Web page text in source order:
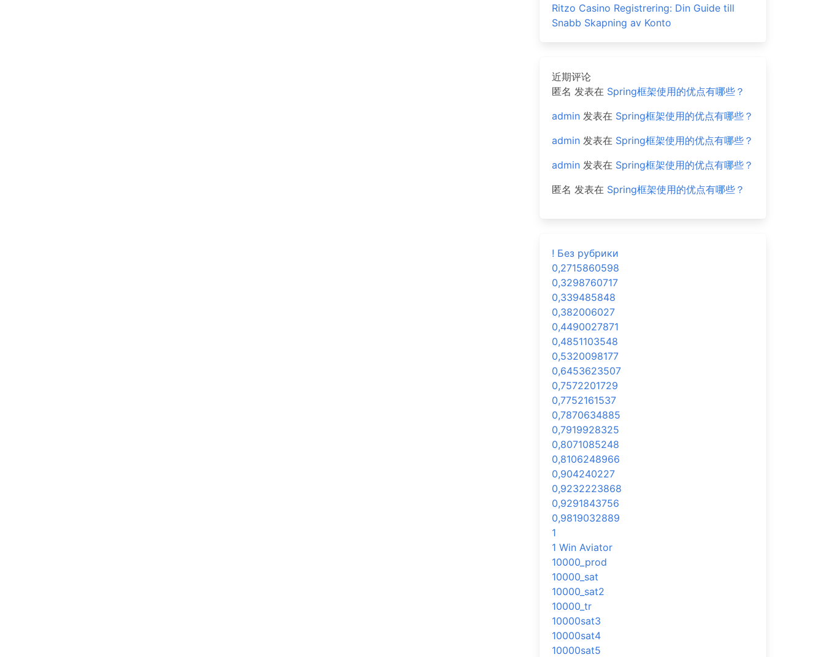
Ritzo Casino Registrering: Din Guide till
Snabb Skapning av Konto
近期评论
匿名 发表在 Spring框架使用的优点有哪些？
admin发表在 Spring框架使用的优点有哪些？
admin发表在 Spring框架使用的优点有哪些？
admin发表在 Spring框架使用的优点有哪些？
匿名 发表在 Spring框架使用的优点有哪些？
! Без рубрики
0,2715860598
0,3298760717
0,339485848
0,382006027
0,4490027871
0,4851103548
0,5320098177
0,6453623507
0,7572201729
0,7752161537
0,7870634885
0,7919928325
0,8071085248
0,8106248966
0,904240227
0,9232223868
0,9291843756
0,9819032889
1
1 Win Aviator
10000_prod
10000_sat
10000_sat2
10000_tr
10000sat3
10000sat4
10000sat5